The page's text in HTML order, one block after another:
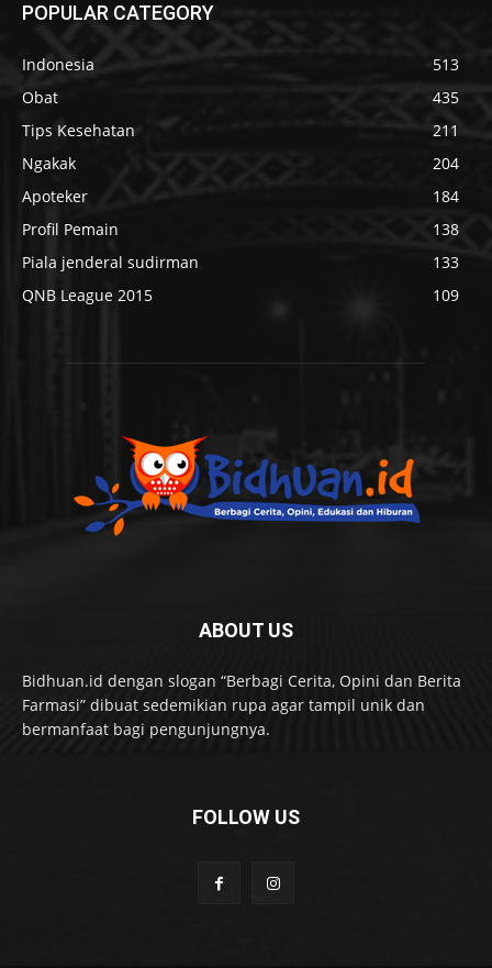
POPULAR CATEGORY
Indonesia
513
Obat
435
Tips Kesehatan
211
Ngakak
204
Apoteker
184
Profil Pemain
138
Piala jenderal sudirman
133
QNB League 2015
109
ABOUT US
Bidhuan.id dengan slogan “Berbagi Cerita, Opini dan Berita
Farmasi” dibuat sedemikian rupa agar tampil unik dan
bermanfaat bagi pengunjungnya.
FOLLOW US